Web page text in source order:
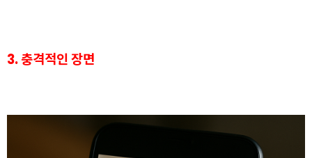
3. 충격적인 장면